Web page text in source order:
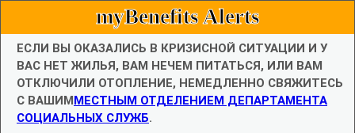
myBenefits Alerts
ЕСЛИ ВЫ ОКАЗАЛИСЬ В КРИЗИСНОЙ СИТУАЦИИ И У
ВАС НЕТ ЖИЛЬЯ, ВАМ НЕЧЕМ ПИТАТЬСЯ, ИЛИ ВАМ
ОТКЛЮЧИЛИ ОТОПЛЕНИЕ, НЕМЕДЛЕННО СВЯЖИТЕСЬ
С ВАШИММЕСТНЫМ ОТДЕЛЕНИЕМ ДЕПАРТАМЕНТА
СОЦИАЛЬНЫХ СЛУЖБ.